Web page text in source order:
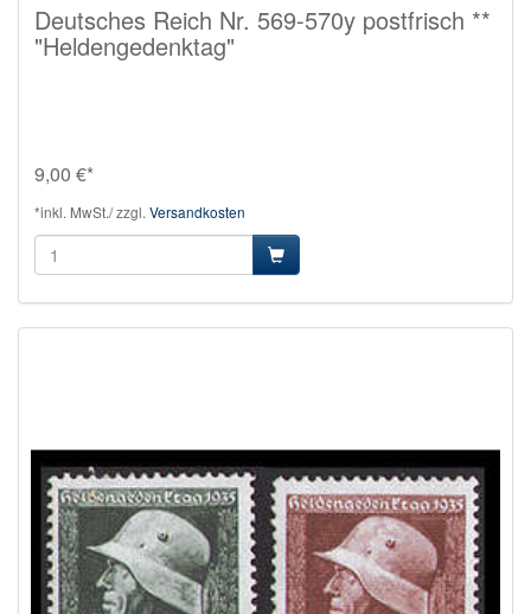
Deutsches Reich Nr. 569-570y postfrisch **
"Heldengedenktag"
9,00 €*
*inkl. MwSt./ zzgl. Versandkosten